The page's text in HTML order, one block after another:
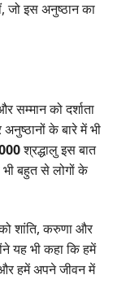
जो इस अनुष्ठान का
सम्मान को दर्शाता
के बारे में भी
श्रद्धालु इस बात
बहुत से लोगों के
शांति, करुणा और
यह भी कहा कि हमें
हमें अपने जीवन में